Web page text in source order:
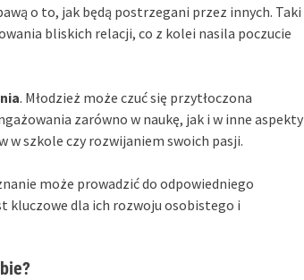
o to, jak będą postrzegani przez innych. Taki
bliskich relacji, co z kolei nasila poczucie
. Młodzież może czuć się przytłoczona
zarówno w naukę, jak i w inne aspekty
w szkole czy rozwijaniem swoich pasji.
może prowadzić do odpowiedniego
kluczowe dla ich rozwoju osobistego i